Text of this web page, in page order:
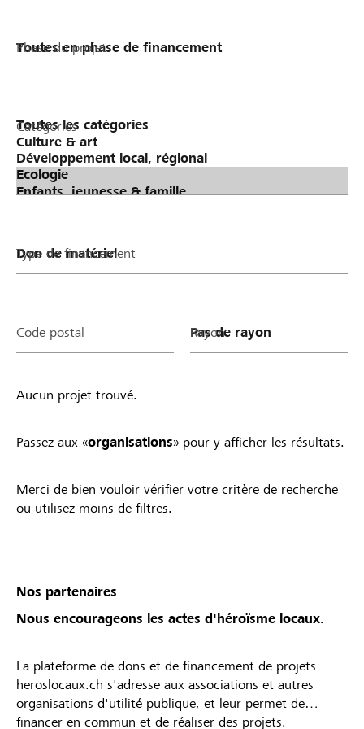
Phase du projet
Catégories
Type de financement
Code postal Rayon
Aucun projet trouvé.
Passez aux «organisations» pour y afficher les résultats.
Merci de bien vouloir vérifier votre critère de recherche
ou utilisez moins de filtres.
Nos partenaires
Nous encourageons les actes d'héroïsme locaux.
La plateforme de dons et de financement de projets
heroslocaux.ch s'adresse aux associations et autres
organisations d'utilité publique, et leur permet de
financer en commun et de réaliser des projets.